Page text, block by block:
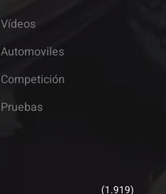
Vídeos
Automoviles
Competición
Pruebas
(1.919)